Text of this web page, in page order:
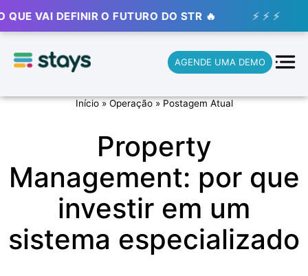
O FUTURO DO STR 🔥 ⚡ ⚡ ⚡ 🚀 STAYS
AGENDE UMA DEMO
Início»Operação»Postagem Atual
Property
Management: por que
investir em um
sistema especializado